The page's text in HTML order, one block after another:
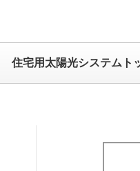
住宅用太陽光システムト